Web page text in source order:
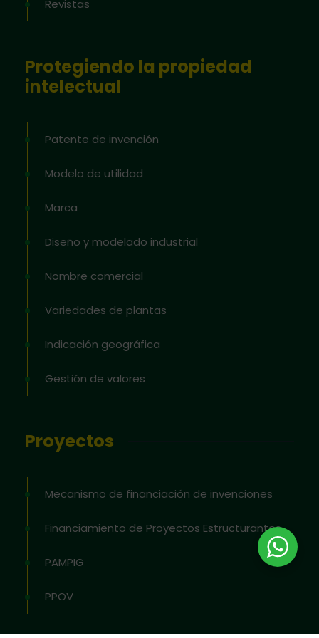
Revistas
Protegiendo la propiedad
intelectual
Patente de invención
Modelo de utilidad
Marca
Diseño y modelado industrial
Nombre comercial
Variedades de plantas
Indicación geográfica
Gestión de valores
Proyectos
Mecanismo de financiación de invenciones
Financiamiento de Proyectos Estructurantes
PAMPIG
PPOV